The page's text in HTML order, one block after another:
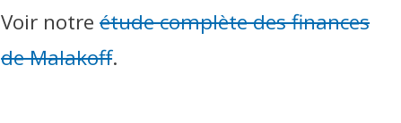
Voir notreétude complète des finances
de Malakoff.